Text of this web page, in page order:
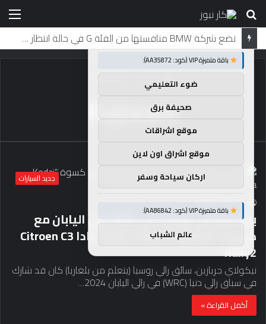
بحث
عن
تضع شركة BMW منافستها من الفئة G في حالة انتظار مع وصول الرياح المعاكسة في الصين إلى موطنها
الرئيسية/
Fujiwara
Fujiwara
جديد السيارات
caar
بيماندو رالي روسيا كي WRC رالي اليابان مع
كسوة “Kedai Tauhu Fujiwara” بادا Citroen C3
Rally2
نيكولاي جريازين، سائق رالي روسيا (يتعلم من بلغاريا) كان قد شارك
في سباق رالي دنيا (WRC) في رالي اليابان 2024…
أكمل القراءة »
توصيات : ×
باقة متميزة VIP (كود: AA35872):
ضوء التعليمي
صحيفة برق
موقع اشراقات
موقع اشراق اون لاين
اركان سياحة وسفر
باقة متميزة VIP (كود: AA86842):
عالم الشباب